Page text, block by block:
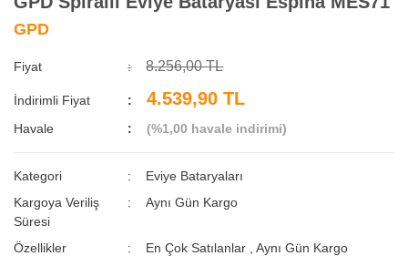
GPD
Fiyat 8.256,00 TL
İndirimli Fiyat 4.539,90 TL
Havale (%1,00 havale indirimi)
Kategori
Eviye Bataryaları
Kargoya Veriliş
Süresi
Aynı Gün Kargo
Özellikler En Çok Satılanlar ,Aynı Gün Kargo